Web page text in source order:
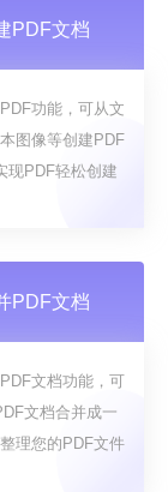
PDF文档
功能，可从文
图像等创建PDF
现PDF轻松创建
PDF文档
文档功能，可
文档合并成一
理您的PDF文件